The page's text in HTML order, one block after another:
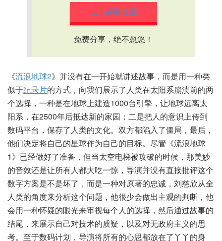
点击获取资源
免费分享，绝不忽悠！
《流浪地球2》并没有在一开始就讲述故事，而是用一种类
似于纪录片的方式，向我们展示了人类在太阳系崩溃前的两
个选择，一种是在地球上建造1000台引擎，让地球远离太
阳系，在2500年后抵达新的家园；二是把人的意识上传到
数码平台，保存了人类的文化。双方都陷入了僵局，最后，
他们决定将自己的星球作为自己的目标。尽管《流浪地球
1》已经做好了准备，但当太空电梯被攻破的时候，那美妙
的音效还是让所有人都大吃一惊，导演并没有直接批评这个
数字方案是不是坏了，而是一种对原著的忠诚，刘慈欣从全
人类的角度来分析这个问题，他很少会做出主观的判断，他
会用一种怀疑的眼光来审视每个人的选择，然后通过故事的
结尾，来展示自己对技术的质疑，以及对无政府主义的思
考。至于数码计划，导演将所有的心思都放在了丫丫的身